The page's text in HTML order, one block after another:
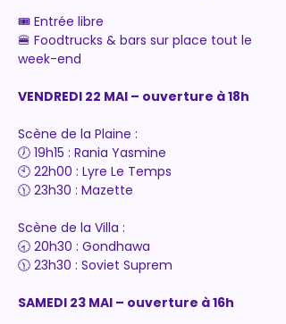
🎟️ Entrée libre
🍔 Foodtrucks & bars sur place tout le
week-end
VENDREDI 22 MAI – ouverture à 18h
Scène de la Plaine :
🕖 19h15 : Rania Yasmine
🕙 22h00 : Lyre Le Temps
🕦 23h30 : Mazette
Scène de la Villa :
🕣 20h30 : Gondhawa
🕦 23h30 : Soviet Suprem
SAMEDI 23 MAI – ouverture à 16h